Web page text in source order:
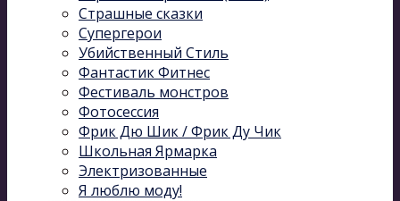
Страшные сказки
Супергерои
Убийственный Стиль
Фантастик Фитнес
Фестиваль монстров
Фотосессия
Фрик Дю Шик / Фрик Ду Чик
Школьная Ярмарка
Электризованные
Я люблю моду!